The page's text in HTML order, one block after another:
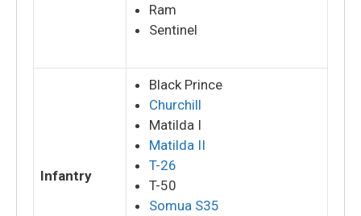
Ram
Sentinel
Infantry
Black Prince
Churchill
Matilda I
Matilda II
T-26
T-50
Somua S35